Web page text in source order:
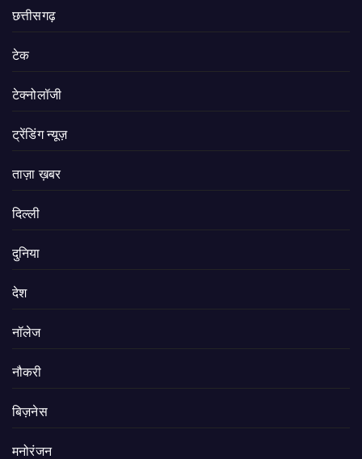
छत्तीसगढ़
टेक
टेक्नोलॉजी
ट्रेंडिंग न्यूज़
ताज़ा ख़बर
दिल्ली
दुनिया
देश
नॉलेज
नौकरी
बिज़नेस
मनोरंजन